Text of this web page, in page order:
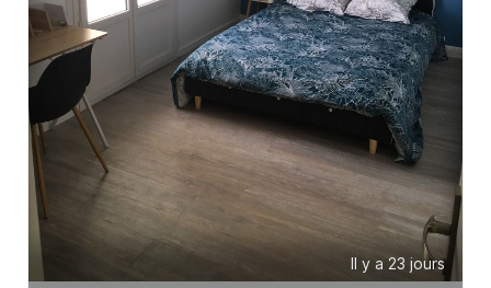
Il y a 23 jours